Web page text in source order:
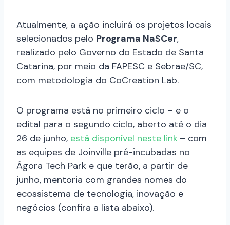
Atualmente, a ação incluirá os projetos locais
selecionados pelo Programa NaSCer,
realizado pelo Governo do Estado de Santa
Catarina, por meio da FAPESC e Sebrae/SC,
com metodologia do CoCreation Lab.
O programa está no primeiro ciclo – e o
edital para o segundo ciclo, aberto até o dia
26 de junho, está disponível neste link – com
as equipes de Joinville pré-incubadas no
Ágora Tech Park e que terão, a partir de
junho, mentoria com grandes nomes do
ecossistema de tecnologia, inovação e
negócios (confira a lista abaixo).